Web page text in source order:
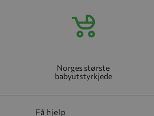
Norges største
babyutstyrkjede
Få hjelp